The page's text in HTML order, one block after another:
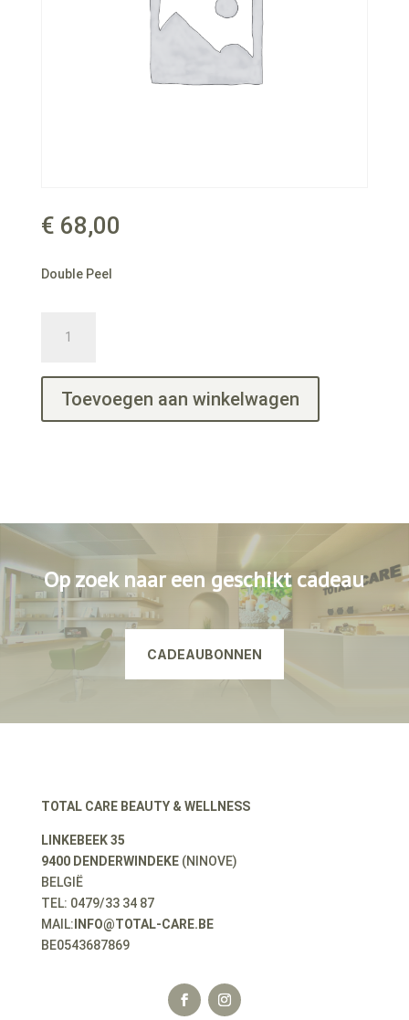
€ 68,00
Double Peel
Toevoegen aan winkelwagen
Op zoek naar een geschikt cadeau
CADEAUBONNEN
TOTAL CARE BEAUTY & WELLNESS
LINKEBEEK 35
9400 DENDERWINDEKE(NINOVE)
BELGIË
TEL: 0479/33 34 87
MAIL: INFO@TOTAL-CARE.BE
BE0543687869